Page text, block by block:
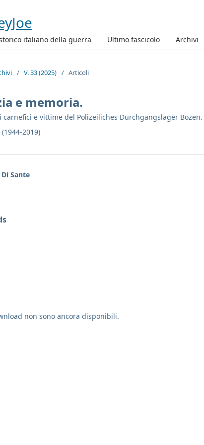
italiano della guerra Ultimo fascicolo Archivi
/ V. 33 (2025) / Articoli
e memoria.
e vittime del Polizeiliches Durchgangslager
2019)
Sante
non sono ancora disponibili.